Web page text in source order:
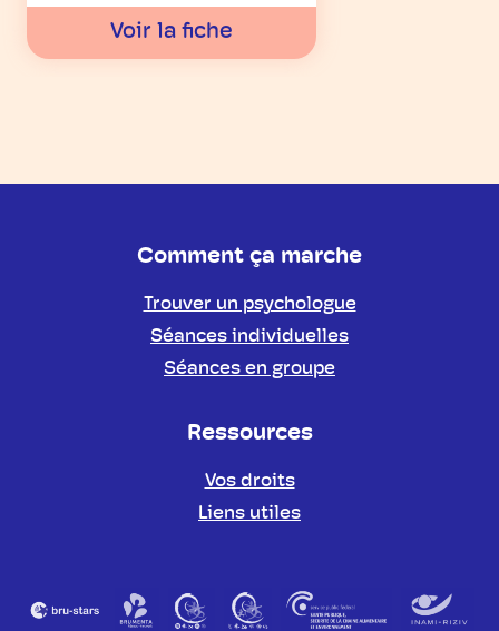
Voir la fiche
Comment ça marche
Trouver un psychologue
Séances individuelles
Séances en groupe
Ressources
Vos droits
Liens utiles
Partenaires